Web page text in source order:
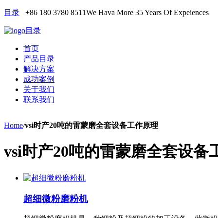
目录 +86 180 3780 8511We Hava More 35 Years Of Expeiences
目录
首页
产品目录
解决方案
成功案例
关于我们
联系我们
Home/vsi时产20吨的雷蒙磨全套设备工作原理
vsi时产20吨的雷蒙磨全套设备
超细微粉磨粉机